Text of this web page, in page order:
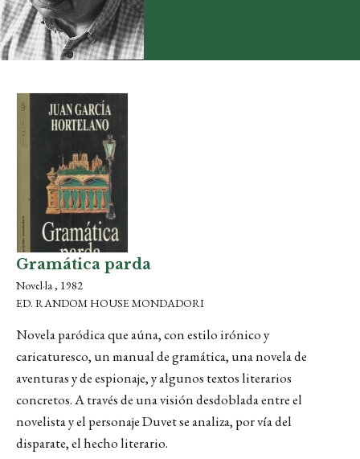
Gramática parda
Novel·la , 1982
ED. RANDOM HOUSE MONDADORI
Novela paródica que aúna, con estilo irónico y
caricaturesco, un manual de gramática, una novela de
aventuras y de espionaje, y algunos textos literarios
concretos. A través de una visión desdoblada entre el
novelista y el personaje Duvet se analiza, por vía del
disparate, el hecho literario.